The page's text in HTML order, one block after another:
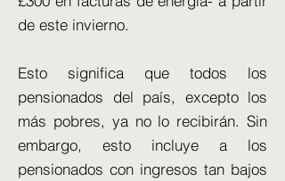
de este invierno.
Esto significa que todos los
pensionados del país, excepto los
más pobres, ya no lo recibirán. Sin
embargo, esto incluye a los
pensionados con ingresos tan bajos